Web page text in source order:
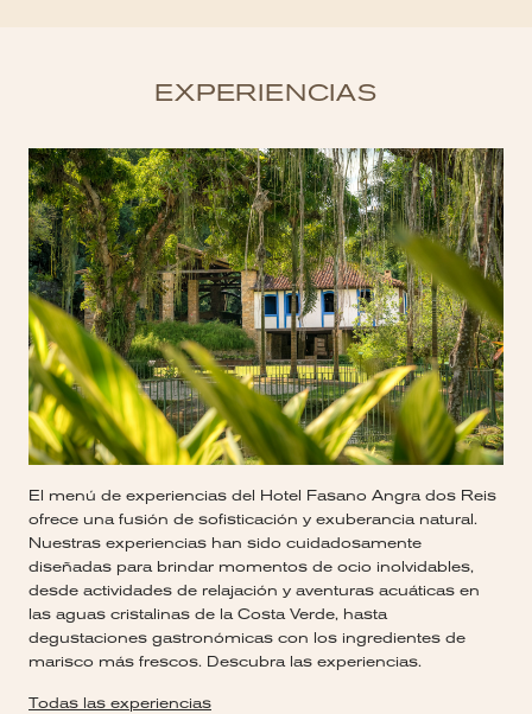
EXPERIENCIAS
El menú de experiencias del Hotel Fasano Angra dos Reis
ofrece una fusión de sofisticación y exuberancia natural.
Nuestras experiencias han sido cuidadosamente
diseñadas para brindar momentos de ocio inolvidables,
desde actividades de relajación y aventuras acuáticas en
las aguas cristalinas de la Costa Verde, hasta
degustaciones gastronómicas con los ingredientes de
marisco más frescos. Descubra las experiencias.
Todas las experiencias